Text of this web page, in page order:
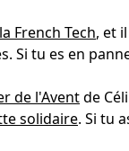
French Tech, et
Si tu es en
de l'Aventde
solidaire. Si tu